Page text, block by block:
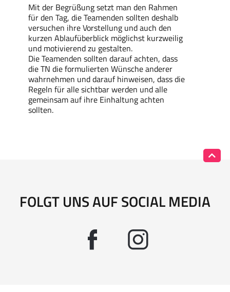
Mit der Begrüßung setzt man den Rahmen
für den Tag, die Teamenden sollten deshalb
versuchen ihre Vorstellung und auch den
kurzen Ablaufüberblick möglichst kurzweilig
und motivierend zu gestalten.
Die Teamenden sollten darauf achten, dass
die TN die formulierten Wünsche anderer
wahrnehmen und darauf hinweisen, dass die
Regeln für alle sichtbar werden und alle
gemeinsam auf ihre Einhaltung achten
sollten.
FOLGT UNS AUF SOCIAL MEDIA